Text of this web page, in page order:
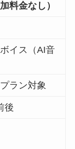
料金なし）
イス（AI音
ラン対象
後